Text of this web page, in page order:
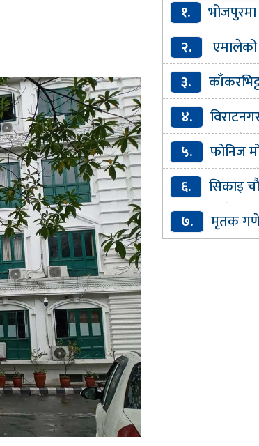
१.
भोजपुरमा
वनसहित १२३ जना
पार्टीमा प्रवेश
२.
एमालेको
टुङ्गियो, सत्ता
कहिले ?
३.
व्यापार घाटा ४०
४.
ग्रामभन्दा बढी
एक जना पक्राउ
५.
फोनिज
दिवस : निःशुल्क
औषधि वितरण
६.
सिकाइ
गुणस्तर र पहुँच
यात्रा७.
मृतक
परिवारलाई प्रदेश